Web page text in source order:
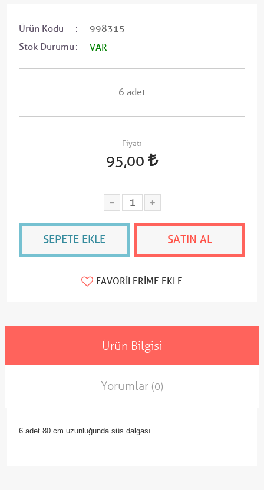
Ürün Kodu
998315
Stok Durumu
VAR
6 adet
Fiyatı
95,00
SEPETE EKLE SATIN AL
FAVORILERIME EKLE
Ürün Bilgisi
Yorumlar (0)
6 adet 80 cm uzunluğunda süs dalgası.